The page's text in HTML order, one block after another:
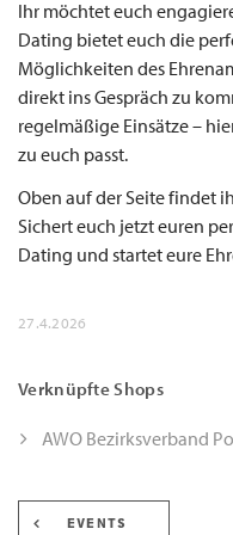
Ihr möchtet euch
Dating bietet euch die
Möglichkeiten des
direkt ins Gespräch zu
regelmäßige Einsätze –
zu euch passt.
Oben auf der Seite findet
Sichert euch jetzt euren
Dating und startet eure
27.4.2026
Verknüpfte Shops
AWO Bezirksverband
EVENTS